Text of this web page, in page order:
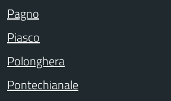
Pagno
Piasco
Polonghera
Pontechianale